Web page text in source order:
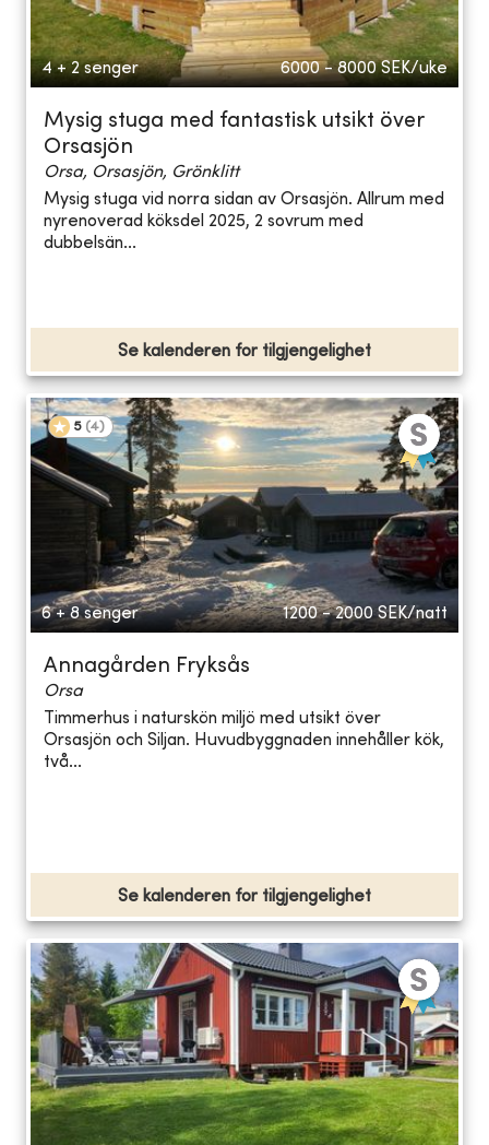
4 + 2 senger 6000 - 8000 SEK/uke
Mysig stuga med fantastisk utsikt över
Orsasjön
Orsa, Orsasjön, Grönklitt
Mysig stuga vid norra sidan av Orsasjön. Allrum med
nyrenoverad köksdel 2025, 2 sovrum med
dubbelsän...
Se kalenderen for tilgjengelighet
5 (4)
6 + 8 senger 1200 - 2000 SEK/natt
Annagården Fryksås
Orsa
Timmerhus i naturskön miljö med utsikt över
Orsasjön och Siljan. Huvudbyggnaden innehåller kök,
två...
Se kalenderen for tilgjengelighet